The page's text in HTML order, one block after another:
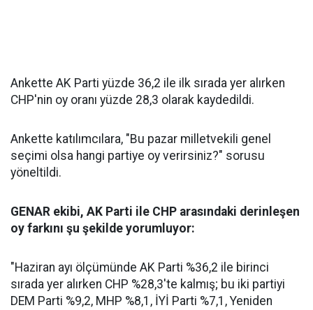
Ankette AK Parti yüzde 36,2 ile ilk sırada yer alırken
CHP'nin oy oranı yüzde 28,3 olarak kaydedildi.
Ankette katılımcılara, "Bu pazar milletvekili genel
seçimi olsa hangi partiye oy verirsiniz?" sorusu
yöneltildi.
GENAR ekibi, AK Parti ile CHP arasındaki derinleşen
oy farkını şu şekilde yorumluyor:
"Haziran ayı ölçümünde AK Parti %36,2 ile birinci
sırada yer alırken CHP %28,3'te kalmış; bu iki partiyi
DEM Parti %9,2, MHP %8,1, İYİ Parti %7,1, Yeniden